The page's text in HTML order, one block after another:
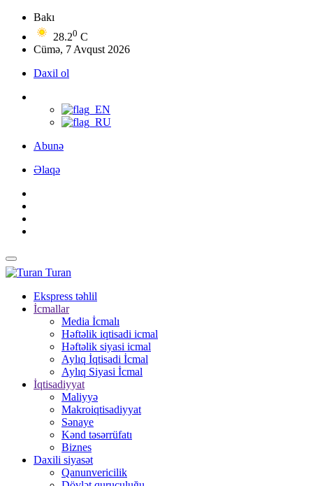
Bakı
28.20 C
Cümə, 7 Avqust 2026
Daxil ol
Abunə
Əlaqə
Turan
Ekspress təhlil
İcmallar
Media İcmalı
Həftəlik iqtisadi icmal
Həftəlik siyasi icmal
Aylıq İqtisadi İcmal
Aylıq Siyasi İcmal
İqtisadiyyat
Maliyyə
Makroiqtisadiyyat
Sənaye
Kənd təsərrüfatı
Biznes
Daxili siyasət
Qanunvericilik